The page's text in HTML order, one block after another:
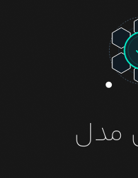
مدل